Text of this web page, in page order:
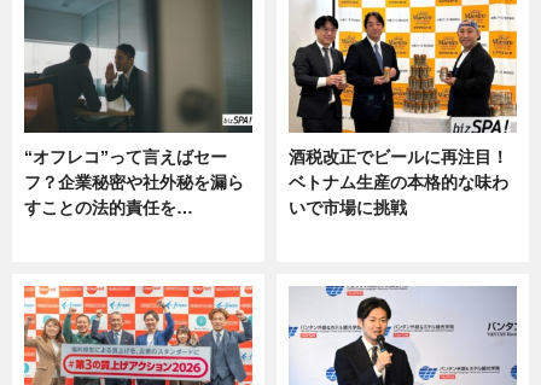
“オフレコ”って言えばセー
フ？企業秘密や社外秘を漏ら
すことの法的責任を…
酒税改正でビールに再注目！
ベトナム生産の本格的な味わ
いで市場に挑戦